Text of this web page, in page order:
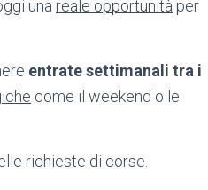
una reale opportunità per
entrate settimanali tra i
come il weekend o le
richieste di corse.